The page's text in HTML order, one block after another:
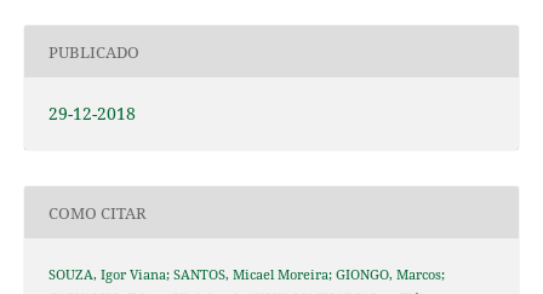
PUBLICADO
29-12-2018
COMO CITAR
SOUZA, Igor Viana; SANTOS, Micael Moreira; GIONGO, Marcos;